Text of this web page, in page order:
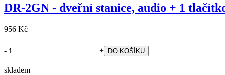
DR-2GN - dveřní stanice, audio + 1
956 Kč
- +
skladem